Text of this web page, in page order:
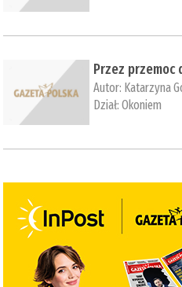
Przez
Autor: Katarzyna
Dział:Okoniem